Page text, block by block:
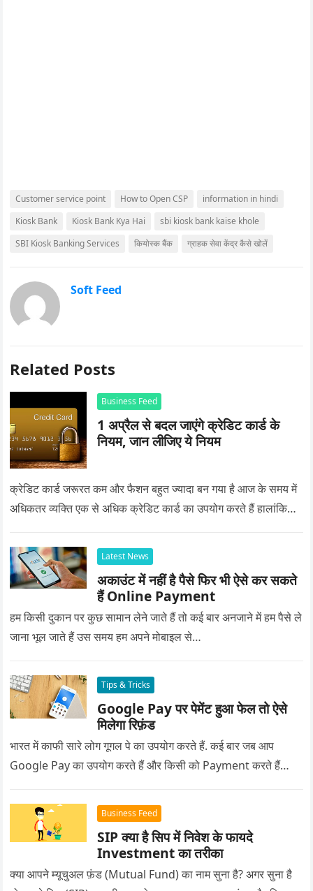
Customer service point How to Open CSP
information in hindi
Kiosk Bank
Kiosk Bank Kya Hai
sbi kiosk bank kaise khole
SBI Kiosk Banking Services
कियोस्क बैंक ग्राहक सेवा केंद्र कैसे खोलें
Soft Feed
Related Posts
Business Feed
1 अप्रैल से बदल जाएंगे क्रेडिट कार्ड के
नियम, जान लीजिए ये नियम
क्रेडिट कार्ड जरूरत कम और फैशन बहुत ज्यादा बन गया है आज के समय में
अधिकतर व्यक्ति एक से अधिक क्रेडिट कार्ड का उपयोग करते हैं हालांकि…
Latest News
अकाउंट में नहीं है पैसे फिर भी ऐसे कर सकते
हैं Online Payment
हम किसी दुकान पर कुछ सामान लेने जाते हैं तो कई बार अनजाने में हम पैसे ले
जाना भूल जाते हैं उस समय हम अपने मोबाइल से…
Tips & Tricks
Google Pay पर पेमेंट हुआ फेल तो ऐसे
मिलेगा रिफ़ंड
भारत में काफी सारे लोग गूगल पे का उपयोग करते हैं. कई बार जब आप
Google Pay का उपयोग करते हैं और किसी को Payment करते हैं…
Business Feed
SIP क्या है सिप में निवेश के फायदे
Investment का तरीका
क्या आपने म्यूचुअल फ़ंड (Mutual Fund) का नाम सुना है? अगर सुना है